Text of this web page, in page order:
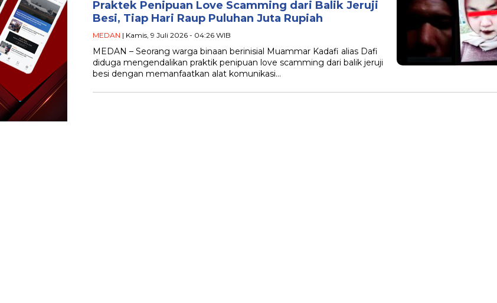
Praktek Penipuan Love Scamming dari Balik Jeruji
Besi, Tiap Hari Raup Puluhan Juta Rupiah
MEDAN | Kamis, 9 Juli 2026 - 04:26 WIB
MEDAN – Seorang warga binaan berinisial Muammar Kadafi alias Dafi
diduga mengendalikan praktik penipuan love scamming dari balik jeruji
besi dengan memanfaatkan alat komunikasi…